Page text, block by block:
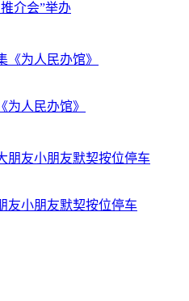
介会”举办
为人民办馆》
友小朋友默契按位停车